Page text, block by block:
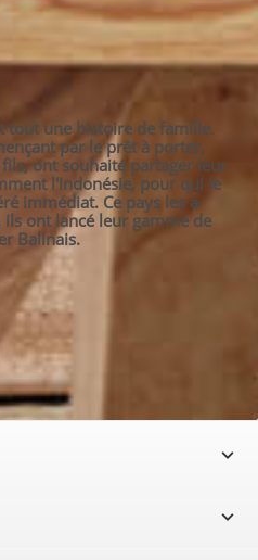
tout une histoire de famille.
par le prêt à porter,
ont souhaité partager leur
l'Indonésie, pour qui le
immédiat. Ce pays les a
ont lancé leur gamme de
Balinais.

